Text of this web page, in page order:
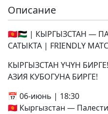
Описание
🇰🇬🇵🇸 | КЫРГЫЗСТАН —
САТЫКТА | FRIENDLY
КЫРГЫЗСТАН ҮЧҮН БИРГЕ!
АЗИЯ КУБОГУНА БИРГЕ!
📅 06-июнь | 18:30
🇰🇬 Кыргызстан —